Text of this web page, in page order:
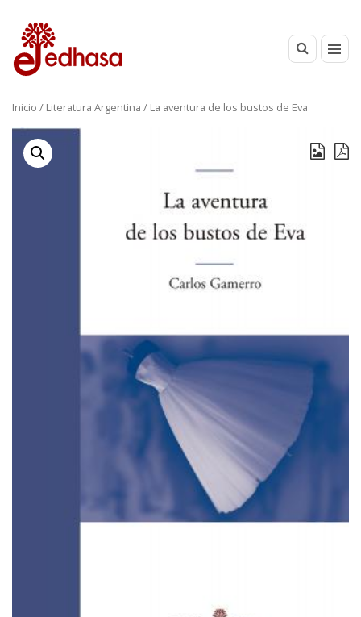
Inicio / Literatura Argentina / La aventura de los bustos de Eva